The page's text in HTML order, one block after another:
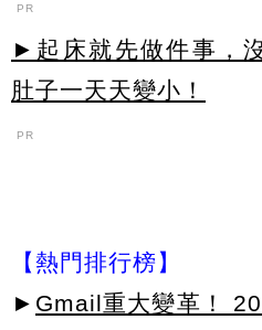
PR
►起床就先做件事，
肚子一天天變小！
PR
【熱門排行榜】
► Gmail重大變革！